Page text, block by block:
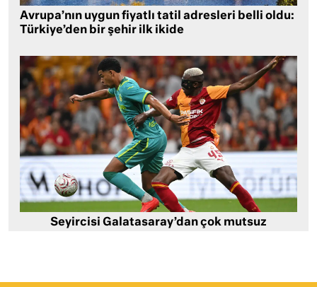
Avrupa’nın uygun fiyatlı tatil adresleri belli oldu:
Türkiye’den bir şehir ilk ikide
Seyircisi Galatasaray’dan çok mutsuz